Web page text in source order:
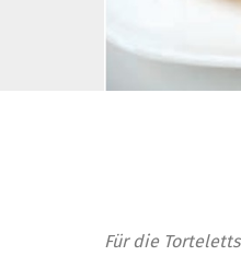
Für die Torteletts